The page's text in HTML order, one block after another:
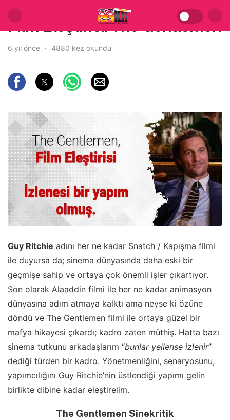
Film Eleştirisi: The Gentlemen
6 yıl önce 4880 kez okundu
Guy Ritchie adını her ne kadar Snatch / Kapışma filmi
ile duyursa da; sinema dünyasında daha eski bir
geçmişe sahip ve ortaya çok önemli işler çıkartıyor.
Son olarak Alaaddin filmi ile her ne kadar animasyon
dünyasına adım atmaya kalktı ama neyse ki özüne
döndü ve The Gentlemen filmi ile ortaya güzel bir
mafya hikayesi çıkardı; kadro zaten müthiş. Hatta bazı
sinema tutkunu arkadaşlarım “bunlar yellense izlenir”
dediği türden bir kadro. Yönetmenliğini, senaryosunu,
yapımcılığını Guy Ritchie’nin üstlendiği yapımı gelin
birlikte dibine kadar eleştirelim.
The Gentlemen Sinekritik